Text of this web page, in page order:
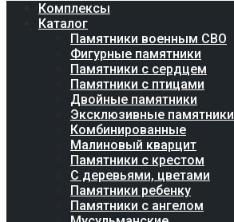
Комплексы
Каталог
Памятники военным СВО
Фигурные памятники
Памятники с сердцем
Памятники с птицами
Двойные памятники
Эксклюзивные памятники
Комбинированные
Малиновый кварцит
Памятники с крестом
С деревьями, цветами
Памятники ребенку
Памятники с ангелом